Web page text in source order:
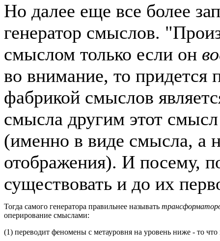
Но далее еще все более
генератор смыслов.
смыслом только если он
во внимание, то придется
фабрикой смыслов
смысла другим этот
(именно в виде смысла, а
отображения). И посему,
существовать и до их
Тогда самого генератора правильнее называть
оперирование смыслами:
(1) переводит феномены с метауровня на уровень ниже - то